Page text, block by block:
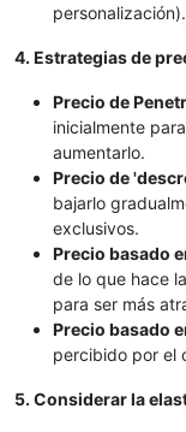
personalización).
4. Estrategias de
Precio de
inicialmente
aumentarlo.
Precio de
bajarlo
exclusivos.
Precio basado
de lo que hace
para ser más
Precio basado
percibido por el
5. Considerar la